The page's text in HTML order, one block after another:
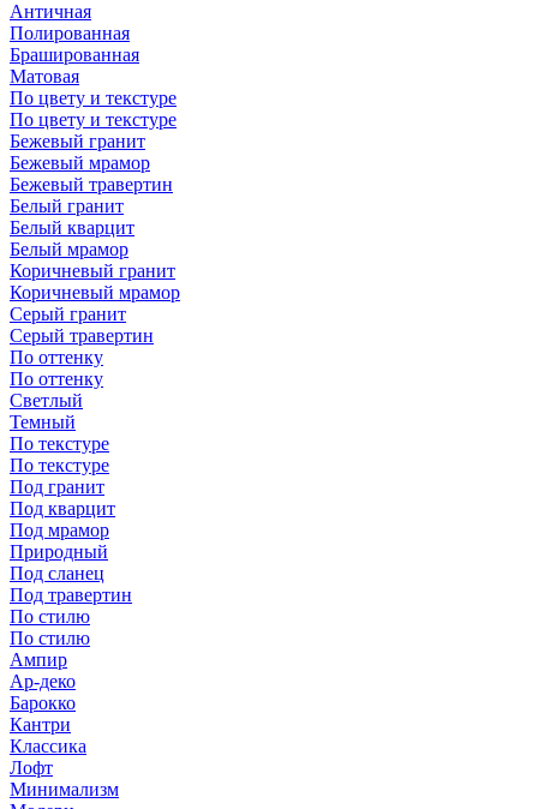
Античная
Полированная
Брашированная
Матовая
По цвету и текстуре
По цвету и текстуре
Бежевый гранит
Бежевый мрамор
Бежевый травертин
Белый гранит
Белый кварцит
Белый мрамор
Коричневый гранит
Коричневый мрамор
Серый гранит
Серый травертин
По оттенку
По оттенку
Светлый
Темный
По текстуре
По текстуре
Под гранит
Под кварцит
Под мрамор
Природный
Под сланец
Под травертин
По стилю
По стилю
Ампир
Ар-деко
Барокко
Кантри
Классика
Лофт
Минимализм